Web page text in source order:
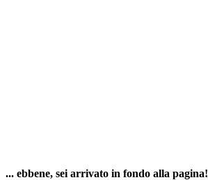
... ebbene, sei arrivato in fondo alla pagina!